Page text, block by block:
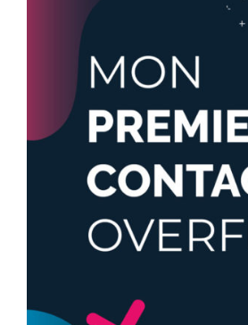
RÉSERVER /